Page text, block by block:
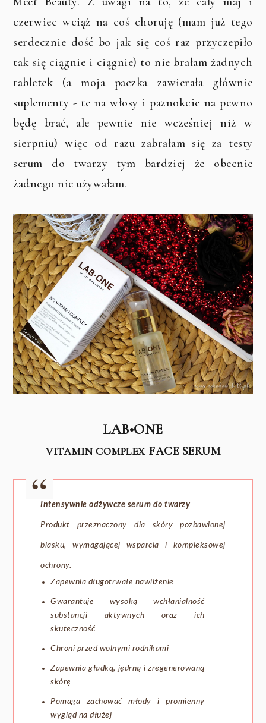
czerwiec wciąż na coś choruję (mam już tego
serdecznie dość bo jak się coś raz przyczepiło
tak się ciągnie i ciągnie) to nie brałam żadnych
tabletek (a moja paczka zawierała głównie
suplementy - te na włosy i paznokcie na pewno
będę brać, ale pewnie nie wcześniej niż w
sierpniu) więc od razu zabrałam się za testy
serum do twarzy tym bardziej że obecnie
żadnego nie używałam.
LAB•ONE
VITAMIN COMPLEX FACE SERUM
Intensywnie odżywcze serum do twarzy
Produkt przeznaczony dla skóry pozbawionej
blasku, wymagającej wsparcia i kompleksowej
ochrony.
Zapewnia długotrwałe nawilżenie
Gwarantuje wysoką wchłanialność
substancji aktywnych oraz ich
skuteczność
Chroni przed wolnymi rodnikami
Zapewnia gładką, jędrną i zregenerowaną
skórę
Pomaga zachować młody i promienny
wygląd na dłużej